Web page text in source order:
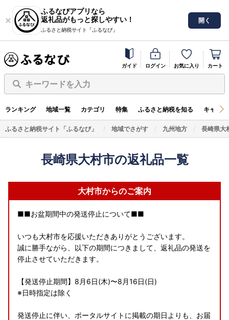
ふるなびアプリなら
返礼品がもっと探しやすい！
ふるさと納税サイト「ふるなび」
開く
ガイド ログイン お気に入り カート
キーワードを入力
ランキング 地域一覧 カテゴリ 特集 ふるさと納税を知る キャン
ふるさと納税サイト「ふるなび」 地域でさがす 九州地方 長崎県大
長崎県大村市の返礼品一覧
大村市からのご案内
■■お盆期間中の発送停止について■■
いつも大村市を応援いただきありがとうございます。
誠に勝手ながら、以下の期間につきまして、返礼品の発送を
停止させていただきます。
【発送停止期間】8月6日(木)〜8月16日(日)
※日時指定は除く
発送停止に伴い、ポータルサイトに掲載の期日よりも、お届